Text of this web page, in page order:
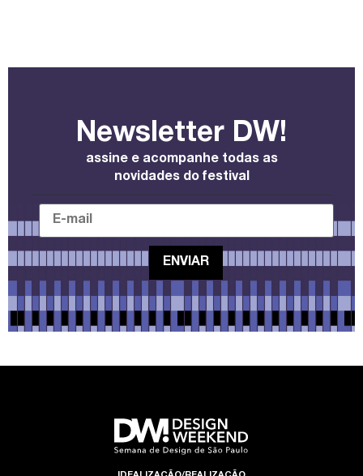
Newsletter DW!
assine e acompanhe todas as
novidades do festival